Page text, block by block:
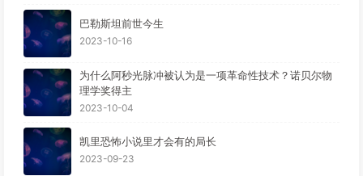
巴勒斯坦前世今生
2023-10-16
为什么阿秒光脉冲被认为是一项革命性技术？诺贝尔物
理学奖得主
2023-10-04
凯里恐怖小说里才会有的局长
2023-09-23